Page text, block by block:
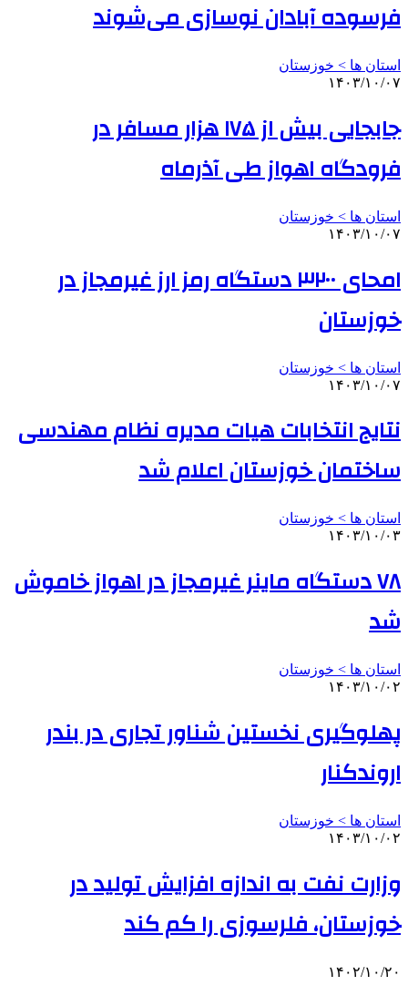
فرسوده آبادان نوسازی می‌شوند
استان ها > خوزستان
۱۴۰۳/۱۰/۰۷
جابجایی بیش از ۱۷۵ هزار مسافر در
فرودگاه اهواز طی آذرماه
استان ها > خوزستان
۱۴۰۳/۱۰/۰۷
امحای ۳۲۰۰ دستگاه رمز ارز غیرمجاز در
خوزستان
استان ها > خوزستان
۱۴۰۳/۱۰/۰۷
نتایج انتخابات هیات مدیره نظام مهندسی
ساختمان خوزستان اعلام شد
استان ها > خوزستان
۱۴۰۳/۱۰/۰۳
۷۸ دستگاه ماینر غیرمجاز در اهواز خاموش
شد
استان ها > خوزستان
۱۴۰۳/۱۰/۰۲
پهلوگیری نخستین شناور تجاری در بندر
اروندکنار
استان ها > خوزستان
۱۴۰۳/۱۰/۰۲
وزارت نفت به اندازه افزایش تولید در
خوزستان، فلرسوزی را کم کند
۱۴۰۲/۱۰/۲۰